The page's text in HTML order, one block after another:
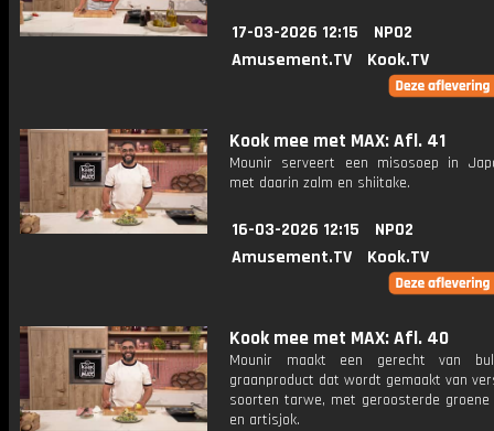
17-03-2026 12:15
NPO2
Amusement.TV
Kook.TV
Kook mee met MAX: Afl. 41
Mounir serveert een misosoep in
met daarin zalm en shiitake.
16-03-2026 12:15
NPO2
Amusement.TV
Kook.TV
Kook mee met MAX: Afl. 40
Mounir maakt een gerecht van
graanproduct dat wordt gemaakt van
soorten tarwe, met geroosterde groene
en artisjok.